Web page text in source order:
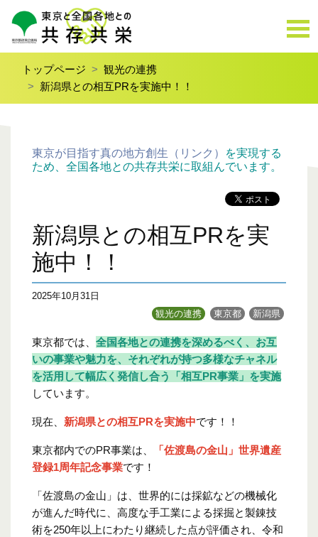
トップページ
観光の連携
新潟県との相互PRを実施中！！
東京が目指す真の地方創生（リンク）
を実現する
ため、全国各地との共存共栄に取組んでいます。
新潟県との相互PRを実
施中！！
2025年10月31日
観光の連携
東京都 新潟県
東京都では、 全国各地との連携を深めるべく、お互
いの事業や魅力を、それぞれが持つ多様なチャネル
を活用して幅広く発信し合う「相互PR事業」を実施
しています。
現在、 新潟県との相互PRを実施中です！！
東京都内でのPR事業は、
「佐渡島の金山」世界遺産
登録1周年記念事業です！
「佐渡島の金山」は、世界的には採鉱などの機械化
が進んだ時代に、高度な手工業による採掘と製錬技
術を250年以上にわたり継続した点が評価され、令和